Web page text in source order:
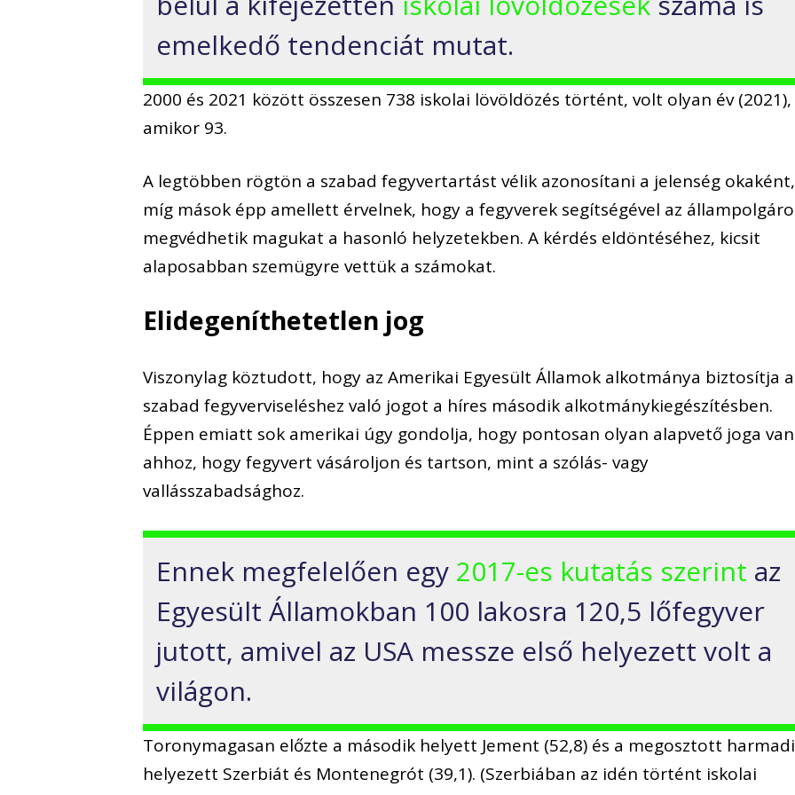
emelkedő tendenciát mutat.
2000 és 2021 között összesen 738 iskolai lövöldözés történt, volt olyan év (2021),
amikor 93.
A legtöbben rögtön a szabad fegyvertartást vélik azonosítani a jelenség okaként,
míg mások épp amellett érvelnek, hogy a fegyverek segítségével az
megvédhetik magukat a hasonló helyzetekben. A kérdés eldöntéséhez, kicsit
alaposabban szemügyre vettük a számokat.
Elidegeníthetetlen jog
Viszonylag köztudott, hogy az Amerikai Egyesült Államok alkotmánya biztosítja a
szabad fegyverviseléshez való jogot a híres második alkotmánykiegészítésben.
Éppen emiatt sok amerikai úgy gondolja, hogy pontosan olyan alapvető joga van
ahhoz, hogy fegyvert vásároljon és tartson, mint a szólás- vagy
vallásszabadsághoz.
Ennek megfelelően egy 2017-es kutatás szerint az
Egyesült Államokban 100 lakosra 120,5 lőfegyver
jutott, amivel az USA messze első helyezett volt a
világon.
Toronymagasan előzte a második helyett Jement (52,8) és a megosztott
helyezett Szerbiát és Montenegrót (39,1). (Szerbiában az idén történt iskolai